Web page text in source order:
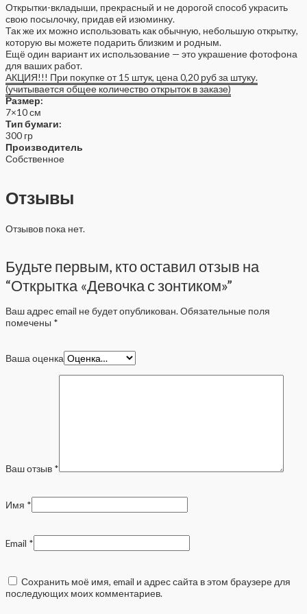
Открытки-вкладыши, прекрасный и не дорогой способ украсить
свою посылочку, придав ей изюминку.
Так же их можно использовать как обычную, небольшую открытку,
которую вы можете подарить близким и родным.
Ещё один вариант их использование — это украшение фотофона
для ваших работ.
АКЦИЯ!!! При покупке от 15 штук, цена 0,20 руб за штуку.
(учитывается общее количество открыток в заказе)
Размер:
7×10 см
Тип бумаги:
300 гр
Производитель
Собственное
Отзывы
Отзывов пока нет.
Будьте первым, кто оставил отзыв на
“Открытка «Девочка с зонтиком»”
Ваш адрес email не будет опубликован. Обязательные поля
помечены *
Ваша оценка
Ваш отзыв *
Имя *
Email *
Сохранить моё имя, email и адрес сайта в этом браузере для
последующих моих комментариев.